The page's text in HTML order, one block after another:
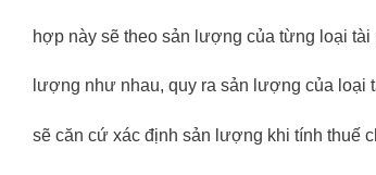
hợp này sẽ theo sản lượng của từng loại
lượng như nhau, quy ra sản lượng của loại
sẽ căn cứ xác định sản lượng khi tính thuế